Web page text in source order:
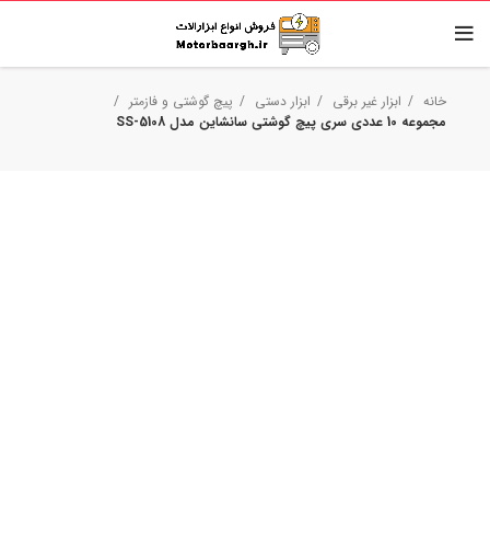
خانه ابزار غیر برقی ابزار دستی
پیچ گوشتی و فازمتر
مجموعه 10 عددی سری پیچ گوشتی سانشاین مدل SS-5108